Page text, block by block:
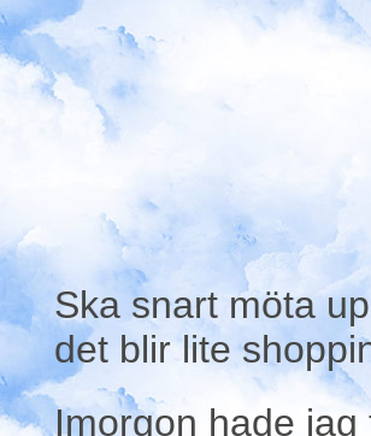
Ska snart möta
det blir lite
Imorgon hade